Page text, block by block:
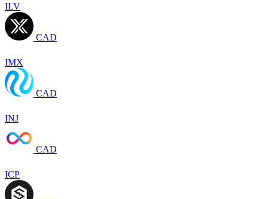
ILV
CAD
IMX
CAD
INJ
CAD
ICP